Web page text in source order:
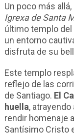
Un poco más
Igrexa de Santa
último templo del
un entorno
disfruta de su
Este templo
reflejo de las
de Santiago. El
huella,
rendir homenaje
Santísimo Cristo